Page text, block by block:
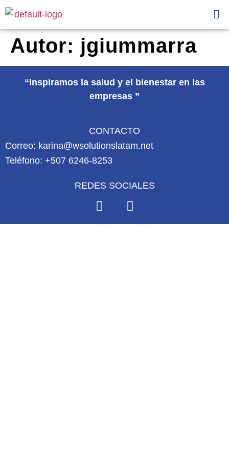
Autor: jgiummarra
“Inspiramos la salud y el bienestar en las
empresas ”
CONTACTO
Correo: karina@wsolutionslatam.net
Teléfono: +507 6246-8253
REDES SOCIALES